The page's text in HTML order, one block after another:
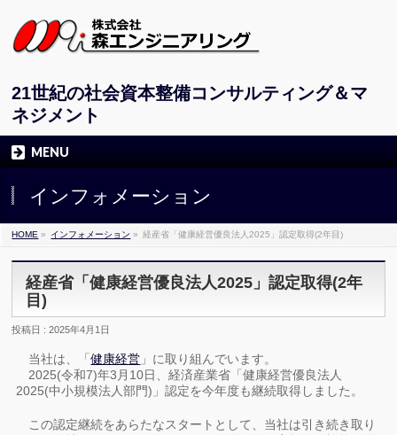
21世紀の社会資本整備コンサルティング＆マ
ネジメント
MENU
インフォメーション
HOME » インフォメーション » 経産省「健康経営優良法人2025」認定取得(2年目)
経産省「健康経営優良法人2025」認定取得(2年
目)
投稿日 : 2025年4月1日
当社は、「健康経営 」に取り組んでいます。
2025(令和7)年3月10日、経済産業省「健康経営優良法人
2025(中小規模法人部門)」認定を今年度も継続取得しました。
この認定継続をあらたなスタートとして、当社は引き続き取り